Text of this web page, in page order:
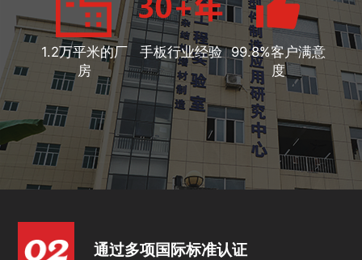
1.2万平米的厂
房
手板行业经验 99.8%客户满意
度
通过多项国际标准认证